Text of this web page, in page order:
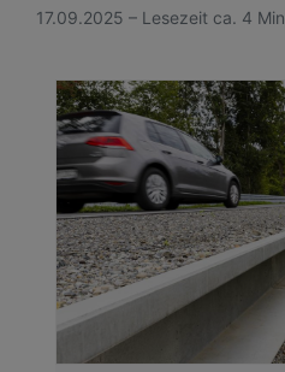
17.09.2025 – Lesezeit ca. 4